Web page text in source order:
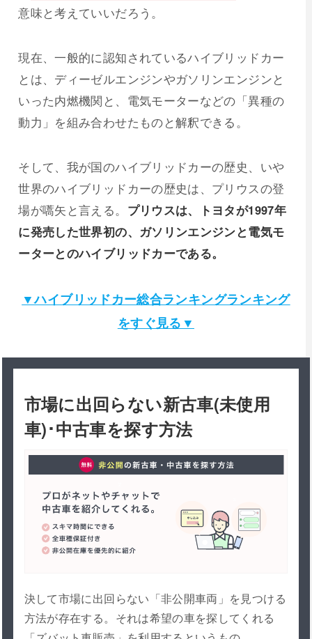
意味と考えていいだろう。
現在、一般的に認知されているハイブリッドカー
とは、ディーゼルエンジンやガソリンエンジンと
いった内燃機関と、電気モーターなどの「異種の
動力」を組み合わせたものと解釈できる。
そして、我が国のハイブリッドカーの歴史、いや
世界のハイブリッドカーの歴史は、プリウスの登
場が嚆矢と言える。 プリウスは、トヨタが1997年
に発売した世界初の、ガソリンエンジンと電気モ
ーターとのハイブリッドカーである。
▼ハイブリッドカー総合ランキングランキング
をすぐ見る▼
市場に出回らない新古車(未使用
車)･中古車を探す方法
決して市場に出回らない「非公開車両」を見つける
方法が存在する。それは希望の車を探してくれる